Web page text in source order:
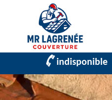
indisponible